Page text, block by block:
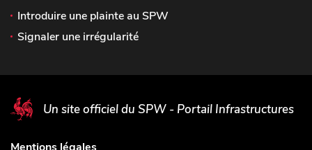
Introduire une plainte au SPW
Signaler une irrégularité
Un site officiel du SPW - Portail Infrastructures